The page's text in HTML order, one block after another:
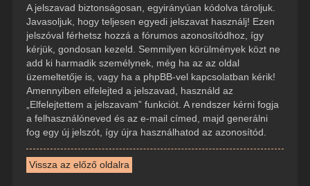
A jelszavad biztonságosan, egyirányúan kódolva tároljuk.
Javasoljuk, hogy teljesen egyedi jelszavat használj! Ezen
jelszóval férhetsz hozzá a fórumos azonosítódhoz, így
kérjük, gondosan kezeld. Semmilyen körülmények közt ne
add ki harmadik személynek, még ha az az oldal
üzemeltetője is, vagy ha a phpBB-vel kapcsolatban kérik!
Amennyiben elfelejted a jelszavad, használd az
„Elfelejtettem a jelszavam” funkciót. A rendszer kérni fogja
a felhasználóneved és az e-mail címed, majd generálni
fog egy új jelszót, így újra használhatod az azonosítód.
Vissza az előző oldalra